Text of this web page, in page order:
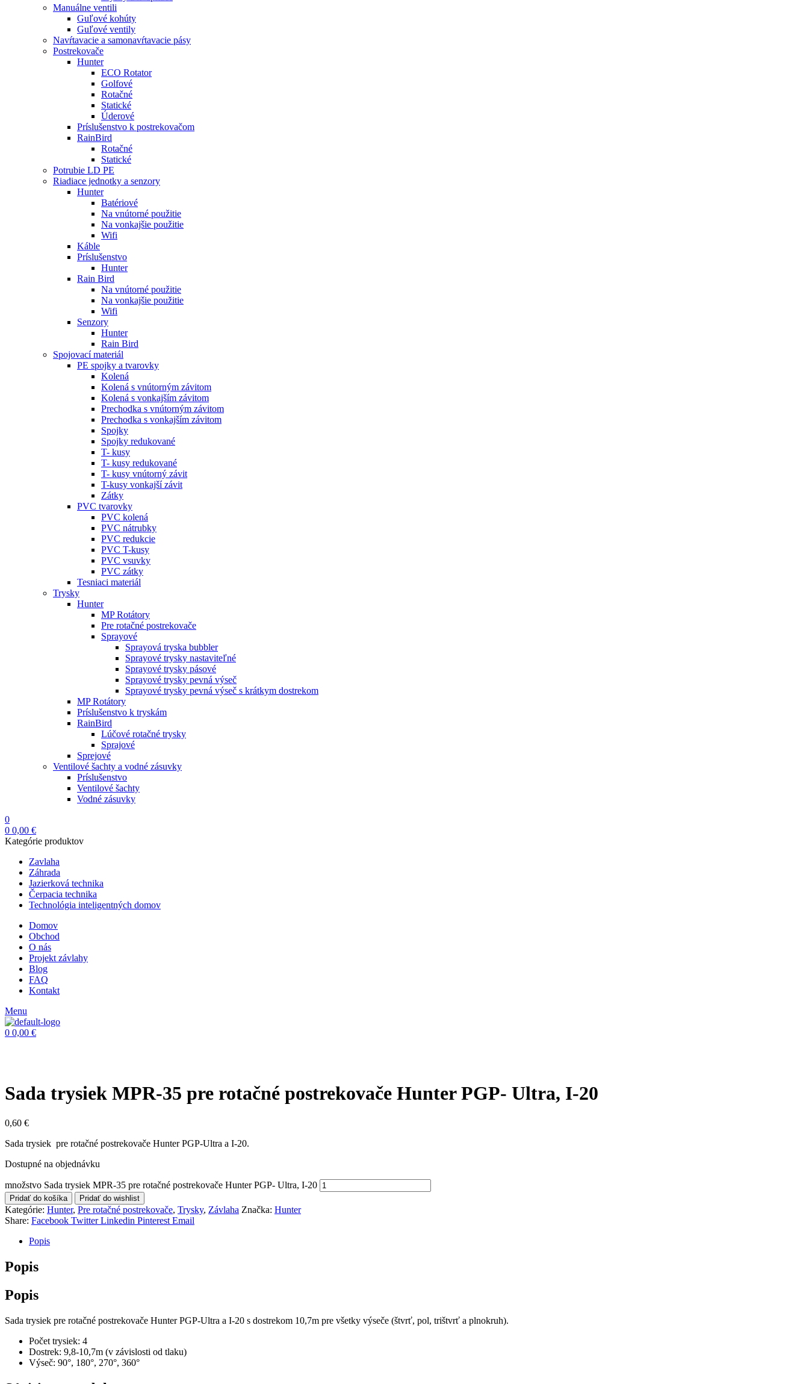
Manuálne ventili
Guľové kohúty
Guľové ventily
Navŕtavacie a samonavŕtavacie pásy
Postrekovače
Hunter
ECO Rotator
Golfové
Rotačné
Statické
Úderové
Príslušenstvo k postrekovačom
RainBird
Rotačné
Statické
Potrubie LD PE
Riadiace jednotky a senzory
Hunter
Batériové
Na vnútorné použitie
Na vonkajšie použitie
Wifi
Káble
Príslušenstvo
Hunter
Rain Bird
Na vnútorné použitie
Na vonkajšie použitie
Wifi
Senzory
Hunter
Rain Bird
Spojovací materiál
PE spojky a tvarovky
Kolená
Kolená s vnútorným závitom
Kolená s vonkajším závitom
Prechodka s vnútorným závitom
Prechodka s vonkajším závitom
Spojky
Spojky redukované
T- kusy
T- kusy redukované
T- kusy vnútorný závit
T-kusy vonkajší závit
Zátky
PVC tvarovky
PVC kolená
PVC nátrubky
PVC redukcie
PVC T-kusy
PVC vsuvky
PVC zátky
Tesniaci materiál
Trysky
Hunter
MP Rotátory
Pre rotačné postrekovače
Sprayové
Sprayová tryska bubbler
Sprayové trysky nastaviteľné
Sprayové trysky pásové
Sprayové trysky pevná výseč
Sprayové trysky pevná výseč s krátkym dostrekom
MP Rotátory
Príslušenstvo k tryskám
RainBird
Lúčové rotačné trysky
Sprajové
Sprejové
Ventilové šachty a vodné zásuvky
Príslušenstvo
Ventilové šachty
Vodné zásuvky
0
0 0,00 €
Kategórie produktov
Zavlaha
Záhrada
Jazierková technika
Čerpacia technika
Technológia inteligentných domov
Domov
Obchod
O nás
Projekt závlahy
Blog
FAQ
Kontakt
Menu
0 0,00 €
Sada trysiek MPR-35 pre rotačné postrekovače Hunter PGP- Ultra, I-20
0,60 €
Sada trysiek pre rotačné postrekovače Hunter PGP-Ultra a I-20.
Dostupné na objednávku
množstvo Sada trysiek MPR-35 pre rotačné postrekovače Hunter PGP- Ultra, I-20
Pridať do košíka Pridať do wishlist
Kategórie: Hunter, Pre rotačné postrekovače, Trysky, Závlaha Značka: Hunter
Share: Facebook Twitter Linkedin Pinterest Email
Popis
Popis
Popis
Sada trysiek pre rotačné postrekovače Hunter PGP-Ultra a I-20 s dostrekom 10,7m pre všetky výseče (štvrť, pol, trištvrť a plnokruh).
Počet trysiek: 4
Dostrek: 9,8-10,7m (v závislosti od tlaku)
Výseč: 90°, 180°, 270°, 360°